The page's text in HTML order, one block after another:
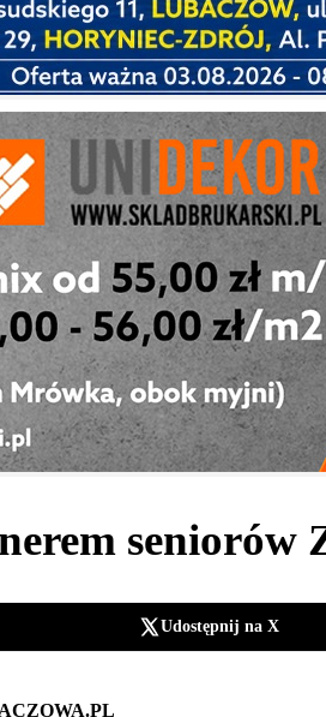
Udostępnij na X